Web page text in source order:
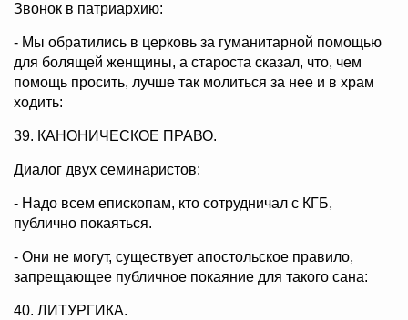
Звонок в патриархию:
- Мы обратились в церковь за гуманитарной помощью
для болящей женщины, а староста сказал, что, чем
помощь просить, лучше так молиться за нее и в храм
ходить:
39. КАНОНИЧЕСКОЕ ПРАВО.
Диалог двух семинаристов:
- Надо всем епископам, кто сотрудничал с КГБ,
публично покаяться.
- Они не могут, существует апостольское правило,
запрещающее публичное покаяние для такого сана:
40. ЛИТУРГИКА.